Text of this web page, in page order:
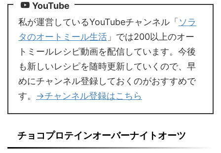
YouTube
私が運営しているYouTubeチャンネル「 ソラ
タのオートミール生活 」では200以上のオー
トミールレシピ動画を配信しています。今後
も新しいレシピを随時更新していくので、早
めにチャンネル登録しておくのがおすすめで
す。 →チャンネル登録はこちら
チョコプロテインオーバーナイトオーツ